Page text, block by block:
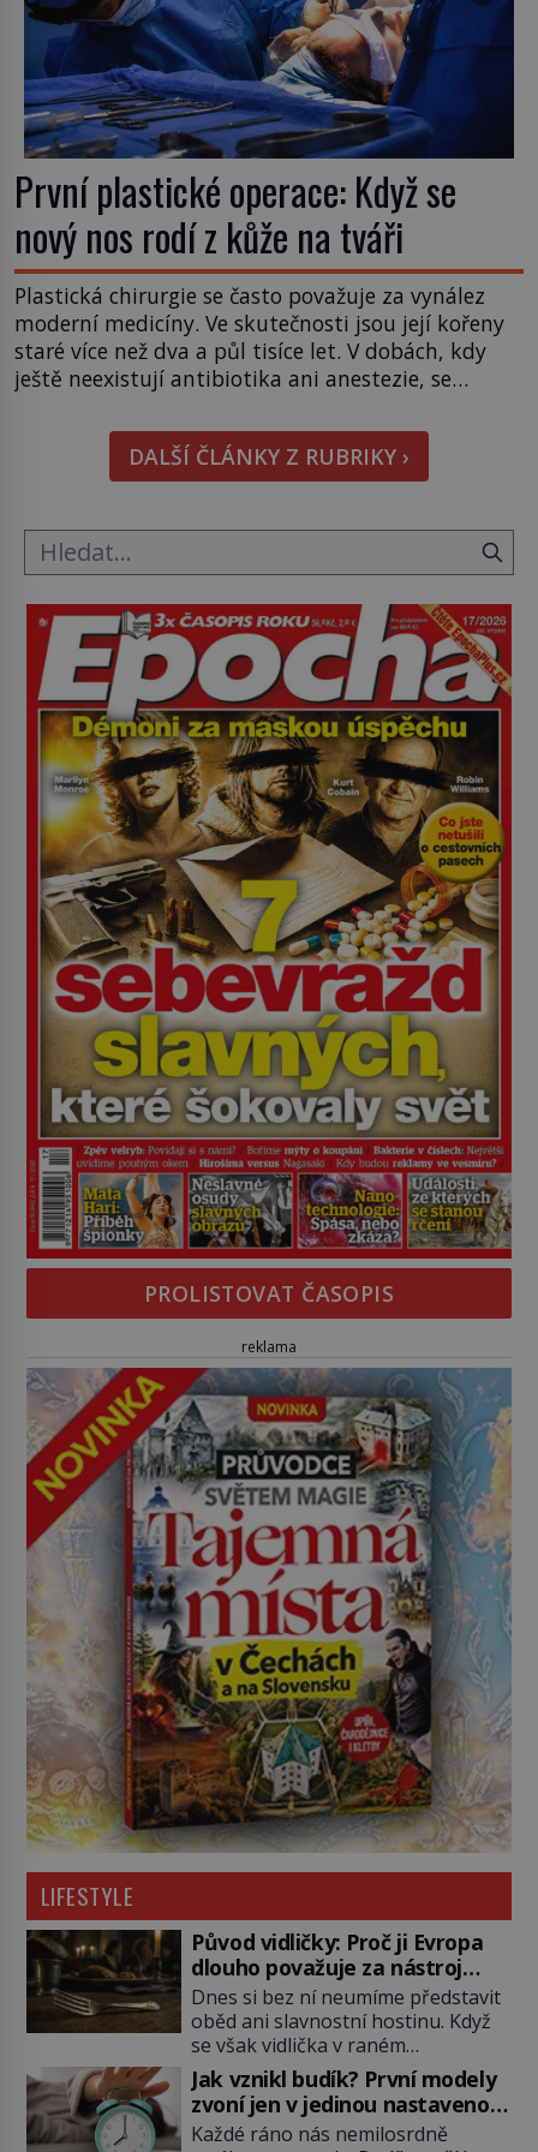
První plastické operace: Když se
nový nos rodí z kůže na tváři
Plastická chirurgie se často považuje za vynález
moderní medicíny. Ve skutečnosti jsou její kořeny
staré více než dva a půl tisíce let. V dobách, kdy
ještě neexistují antibiotika ani anestezie, se
znetvořené válkou, tresty nebo nehodami. Jejich
metody jsou překvapivě promyšlené a některé
principy používají chirurgové dodnes. Úplně první
DALŠÍ ČLÁNKY Z RUBRIKY ›
PROLISTOVAT ČASOPIS
reklama
LIFESTYLE
Původ vidličky: Proč ji Evropa
dlouho považuje za nástroj
samotného satana?
Dnes si bez ní neumíme představit
oběd ani slavnostní hostinu. Když
se však vidlička v raném
středověku objevuje na evropských
stolech, vzbuzuje pohoršení,
posměch i strach. Mnozí duchovní ji
označují za projev pýchy a
Jak vznikl budík? První modely
zvoní jen v jedinou nastavenou
hodinu
Každé ráno nás nemilosrdně